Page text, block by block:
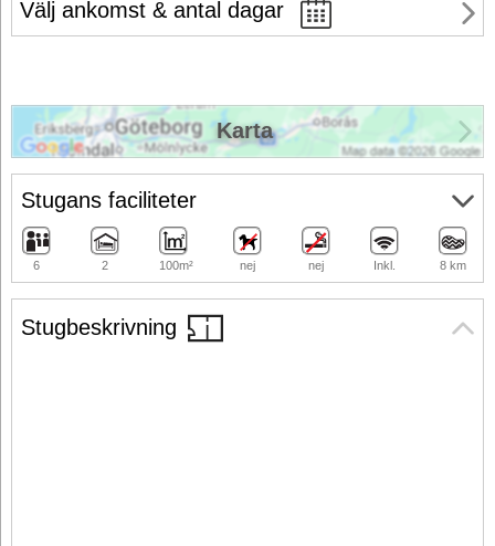
Välj ankomst & antal dagar
Stugbeskrivning
Stugans faciliteter
6 2 100m² nej nej Inkl. 8 km
Karta